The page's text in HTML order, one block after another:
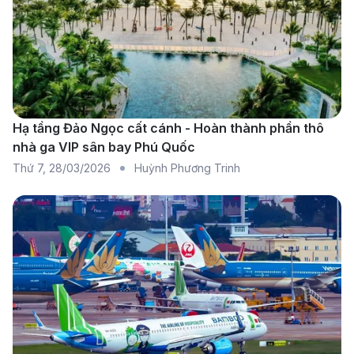
nhưng bỏ lỡ những lựa chọn tốt hơn. Khi đặt vé
qua đại lý uy tín, bạn sẽ được tư vấn về giờ bay
đẹp, thời gian quá cảnh phù hợp và mức giá tối ưu
nhất cho nhu cầu cá nhân.
Ưu tiên dịch vụ hỗ trợ sau đặt vé:Ngoài giá vé,
bạn cũng nên quan tâm đến chính sách đổi vé,
hoàn vé và hỗ trợ khi cần thiết. Điều này giúp
hơn trong mọi tình huống.
Bạn có thể tham khảo thêm bàivé máy bay đi Parisđể
cập nhật thông tin chi tiết và lựa chọn chuyến bay phù
hợp.
Tại sao 190 Booking là lựa chọn đặt
vé máy bay từ Hà Nội đi Paris?
Hạ tầng Đảo Ngọc cất cánh - Hoàn thành phần thô
nhà ga VIP sân bay Phú Quốc
Thứ 7, 28/03/2026 Huỳnh Phương Trinh